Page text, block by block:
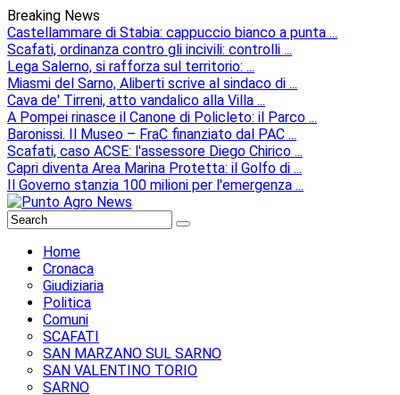
Breaking News
Castellammare di Stabia: cappuccio bianco a punta ...
Scafati, ordinanza contro gli incivili: controlli ...
Lega Salerno, si rafforza sul territorio: ...
Miasmi del Sarno, Aliberti scrive al sindaco di ...
Cava de' Tirreni, atto vandalico alla Villa ...
A Pompei rinasce il Canone di Policleto: il Parco ...
Baronissi. Il Museo – FraC finanziato dal PAC ...
Scafati, caso ACSE: l'assessore Diego Chirico ...
Capri diventa Area Marina Protetta: il Golfo di ...
Il Governo stanzia 100 milioni per l'emergenza ...
Home
Cronaca
Giudiziaria
Politica
Comuni
SCAFATI
SAN MARZANO SUL SARNO
SAN VALENTINO TORIO
SARNO